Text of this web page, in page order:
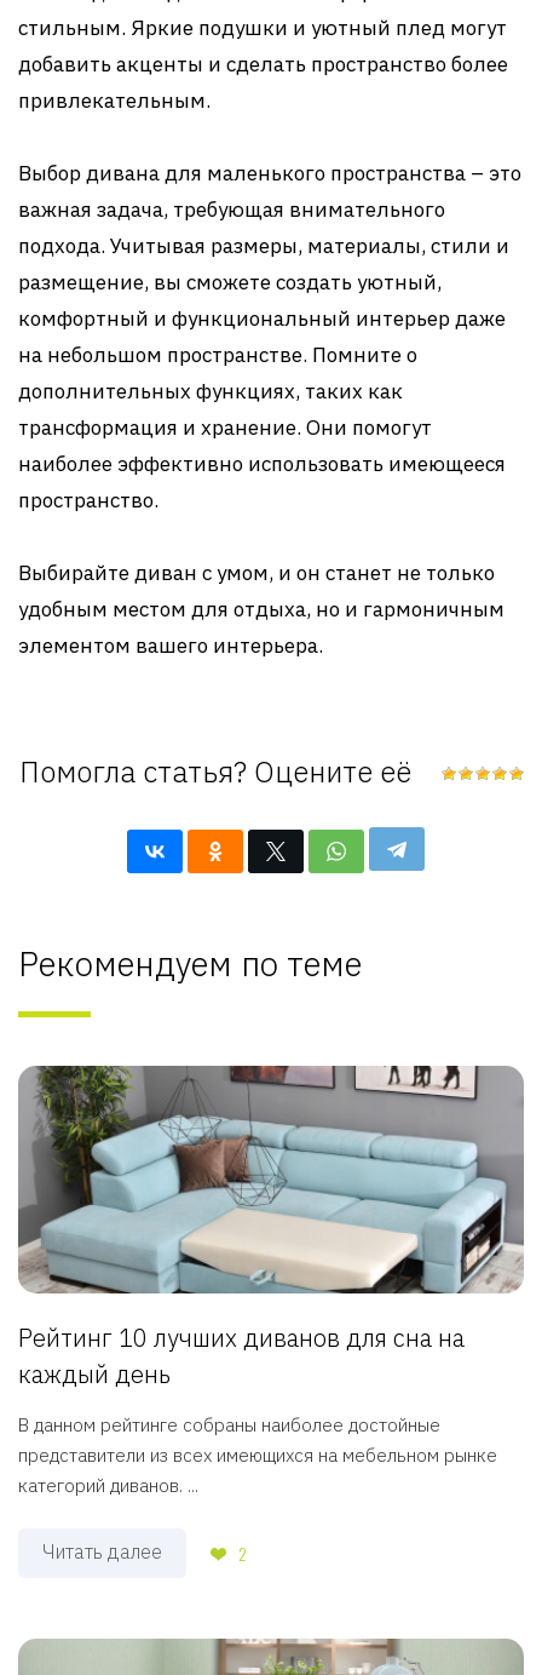
стильным. Яркие подушки и уютный плед могут
добавить акценты и сделать пространство более
привлекательным.
Выбор дивана для маленького пространства – это
важная задача, требующая внимательного
подхода. Учитывая размеры, материалы, стили и
размещение, вы сможете создать уютный,
комфортный и функциональный интерьер даже
на небольшом пространстве. Помните о
дополнительных функциях, таких как
трансформация и хранение. Они помогут
наиболее эффективно использовать имеющееся
пространство.
Выбирайте диван с умом, и он станет не только
удобным местом для отдыха, но и гармоничным
элементом вашего интерьера.
Помогла статья? Оцените её
Рекомендуем по теме
Рейтинг 10 лучших диванов для сна на
каждый день
В данном рейтинге собраны наиболее достойные
представители из всех имеющихся на мебельном рынке
категорий диванов. ...
Читать далее 2